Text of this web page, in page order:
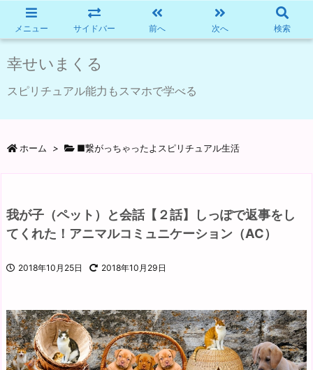
メニュー サイドバー 前へ 次へ 検索
幸せいまくる
スピリチュアル能力もスマホで学べる
ホーム > ■繋がっちゃったよスピリチュアル生活
我が子（ペット）と会話【２話】しっぽで返事をし
てくれた！アニマルコミュニケーション（AC）
2018年10月25日 2018年10月29日